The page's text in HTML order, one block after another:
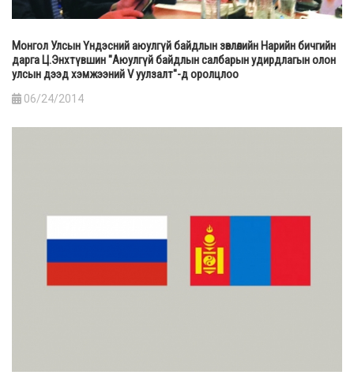
Монгол Улсын Үндэсний аюулгүй байдлын зөвлөлийн Нарийн бичгийн
дарга Ц.Энхтүвшин "Аюулгүй байдлын салбарын удирдлагын олон
улсын дээд хэмжээний V уулзалт"-д оролцлоо
06/24/2014